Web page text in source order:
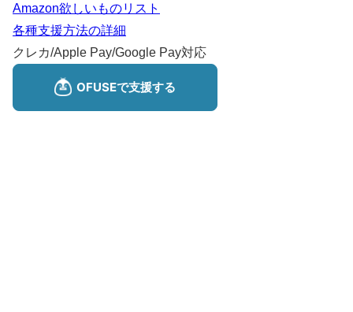
Amazon欲しいものリスト
各種支援方法の詳細
クレカ/Apple Pay/Google Pay対応